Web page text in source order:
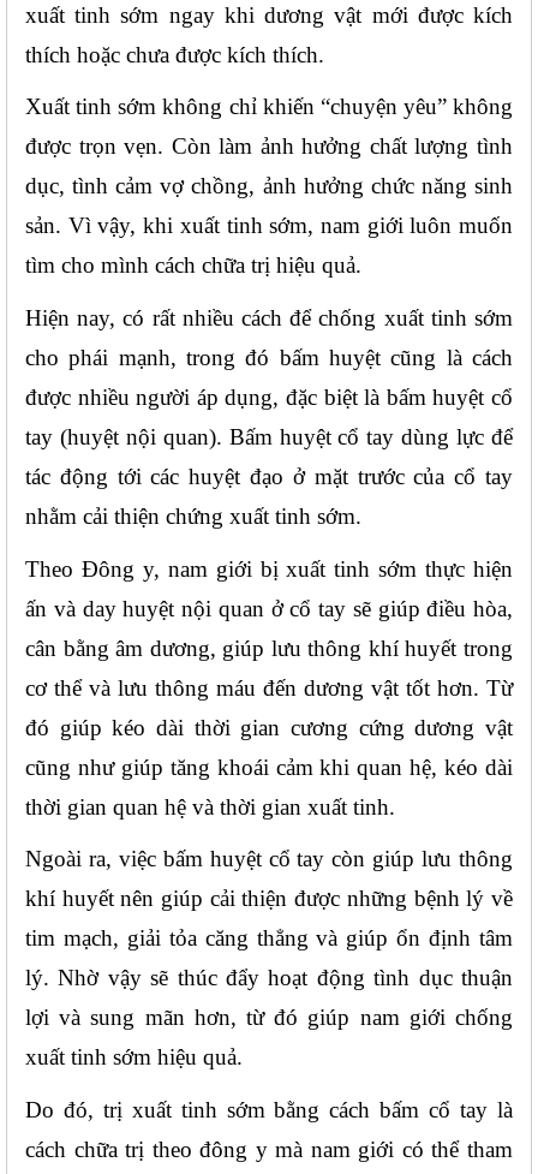
xuất tinh sớm ngay khi dương vật mới được kích
thích hoặc chưa được kích thích.
Xuất tinh sớm không chỉ khiến “chuyện yêu” không
được trọn vẹn. Còn làm ảnh hưởng chất lượng tình
dục, tình cảm vợ chồng, ảnh hưởng chức năng sinh
sản. Vì vậy, khi xuất tinh sớm, nam giới luôn muốn
tìm cho mình cách chữa trị hiệu quả.
Hiện nay, có rất nhiều cách để chống xuất tinh sớm
cho phái mạnh, trong đó bấm huyệt cũng là cách
được nhiều người áp dụng, đặc biệt là bấm huyệt cổ
tay (huyệt nội quan). Bấm huyệt cổ tay dùng lực để
tác động tới các huyệt đạo ở mặt trước của cổ tay
nhằm cải thiện chứng xuất tinh sớm.
Theo Đông y, nam giới bị xuất tinh sớm thực hiện
ấn và day huyệt nội quan ở cổ tay sẽ giúp điều hòa,
cân bằng âm dương, giúp lưu thông khí huyết trong
cơ thể và lưu thông máu đến dương vật tốt hơn. Từ
đó giúp kéo dài thời gian cương cứng dương vật
cũng như giúp tăng khoái cảm khi quan hệ, kéo dài
thời gian quan hệ và thời gian xuất tinh.
Ngoài ra, việc bấm huyệt cổ tay còn giúp lưu thông
khí huyết nên giúp cải thiện được những bệnh lý về
tim mạch, giải tỏa căng thẳng và giúp ổn định tâm
lý. Nhờ vậy sẽ thúc đẩy hoạt động tình dục thuận
lợi và sung mãn hơn, từ đó giúp nam giới chống
xuất tinh sớm hiệu quả.
Do đó, trị xuất tinh sớm bằng cách bấm cổ tay là
cách chữa trị theo đông y mà nam giới có thể tham